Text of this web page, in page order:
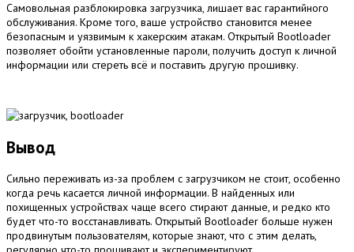
Самовольная разблокировка загрузчика, лишает вас гарантийного
обслуживания. Кроме того, ваше устройство становится менее
безопасным и уязвимым к хакерским атакам. Открытый Bootloader
позволяет обойти установленные пароли, получить доступ к личной
информации или стереть всё и поставить другую прошивку.
Вывод
Сильно переживать из-за проблем с загрузчиком не стоит, особенно
когда речь касается личной информации. В найденных или
похищенных устройствах чаще всего стирают данные, и редко кто
будет что-то восстанавливать. Открытый Bootloader больше нужен
продвинутым пользователям, которые знают, что с этим делать,